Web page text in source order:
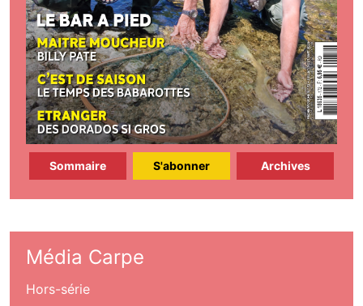
Sommaire S'abonner Archives
Média Carpe
Hors-série